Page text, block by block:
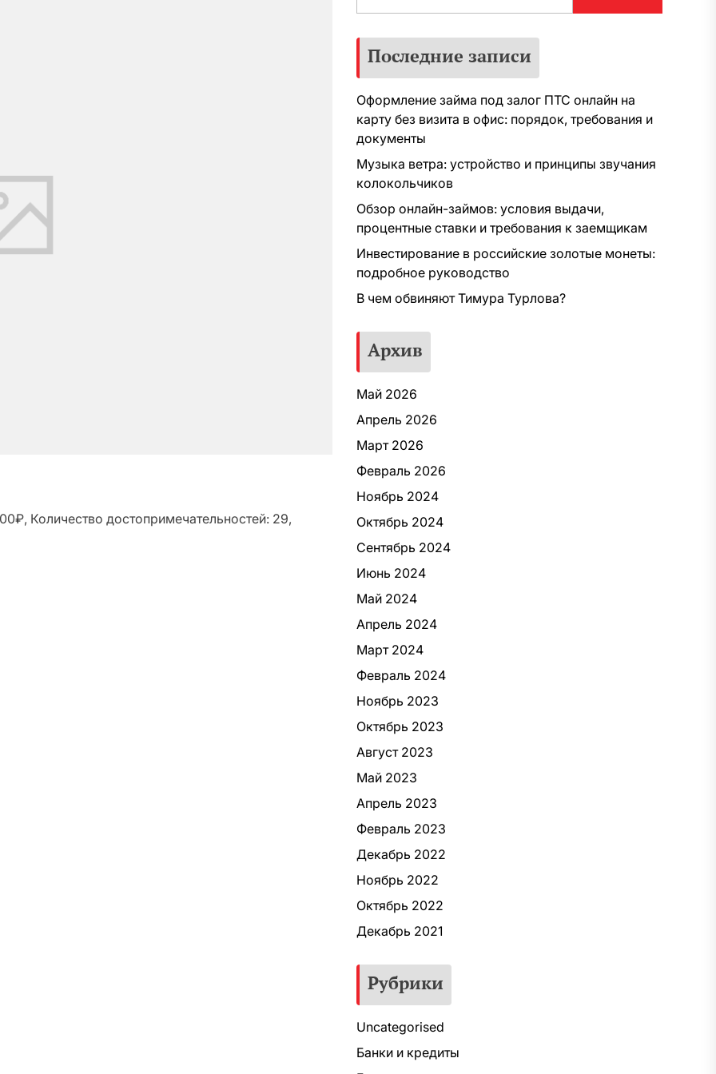
Количество достопримечательностей: 29,
Последние записи
Оформление займа под залог ПТС онлайн на
карту без визита в офис: порядок, требования и
документы
Музыка ветра: устройство и принципы звучания
колокольчиков
Обзор онлайн-займов: условия выдачи,
процентные ставки и требования к заемщикам
Инвестирование в российские золотые монеты:
подробное руководство
В чем обвиняют Тимура Турлова?
Архив
Май 2026
Апрель 2026
Март 2026
Февраль 2026
Ноябрь 2024
Октябрь 2024
Сентябрь 2024
Июнь 2024
Май 2024
Апрель 2024
Март 2024
Февраль 2024
Ноябрь 2023
Октябрь 2023
Август 2023
Май 2023
Апрель 2023
Февраль 2023
Декабрь 2022
Ноябрь 2022
Октябрь 2022
Декабрь 2021
Рубрики
Uncategorised
Банки и кредиты